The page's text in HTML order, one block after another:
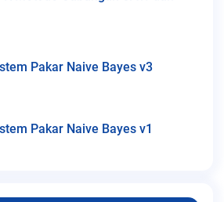
Pakar Naive Bayes v3
Pakar Naive Bayes v1